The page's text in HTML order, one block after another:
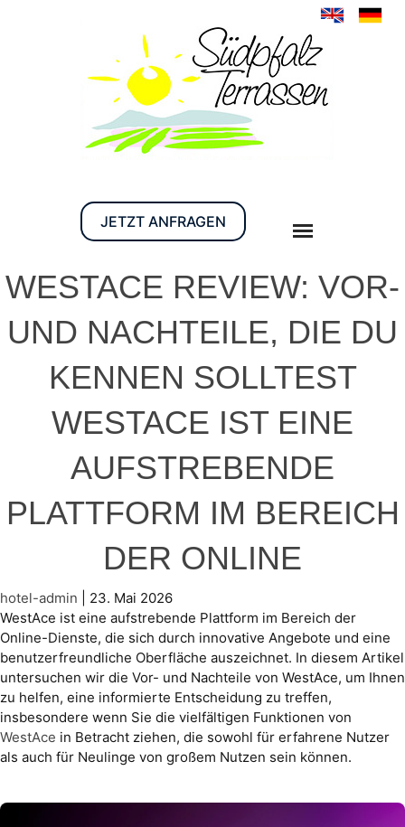
JETZT ANFRAGEN
WESTACE REVIEW: VOR-
UND NACHTEILE, DIE DU
KENNEN SOLLTEST
WESTACE IST EINE
AUFSTREBENDE
PLATTFORM IM BEREICH
DER ONLINE
hotel-admin
23. Mai 2026
WestAce ist eine aufstrebende Plattform im Bereich der
Online-Dienste, die sich durch innovative Angebote und eine
benutzerfreundliche Oberfläche auszeichnet. In diesem Artikel
untersuchen wir die Vor- und Nachteile von WestAce, um Ihnen
zu helfen, eine informierte Entscheidung zu treffen,
insbesondere wenn Sie die vielfältigen Funktionen von
WestAce in Betracht ziehen, die sowohl für erfahrene Nutzer
als auch für Neulinge von großem Nutzen sein können.